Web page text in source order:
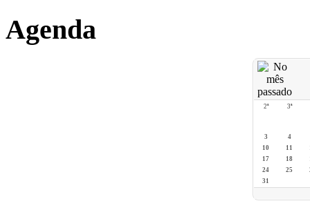
Agenda
2ª 3ª
3
4
10
11
17
18
24
25
31